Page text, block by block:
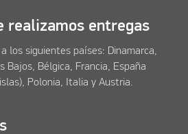
realizamos entregas
los siguientes países: Dinamarca,
Bajos, Bélgica, Francia, España
Polonia, Italia y Austria.